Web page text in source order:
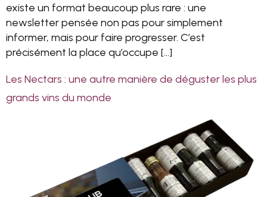
existe un format beaucoup plus rare : une
newsletter pensée non pas pour simplement
informer, mais pour faire progresser. C’est
précisément la place qu’occupe […]
Les Nectars : une autre manière de déguster les plus
grands vins du monde